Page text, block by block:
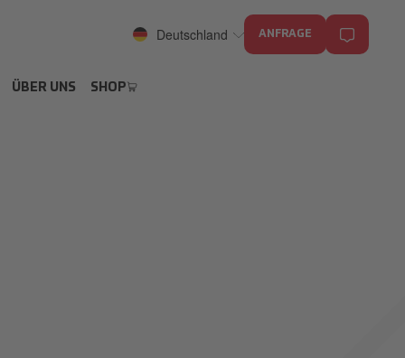
Deutschland ANFRAGE
ÜBER UNS SHOP